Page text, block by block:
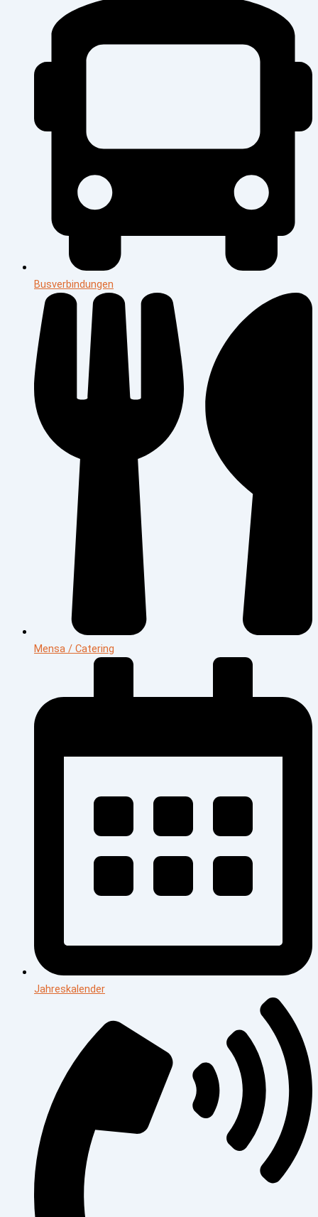
Busverbindungen
Mensa / Catering
Jahreskalender